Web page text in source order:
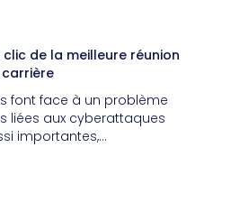
clic de la meilleure réunion
font face à un problème
liées aux cyberattaques
importantes,…